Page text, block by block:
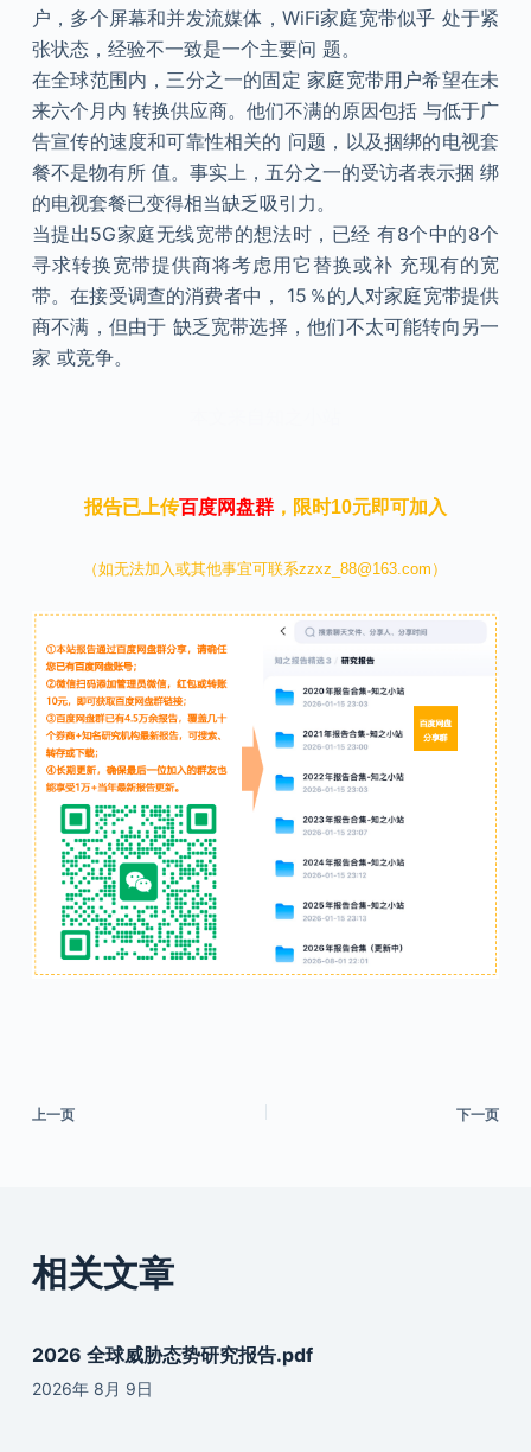
户，多个屏幕和并发流媒体，WiFi家庭宽带似乎 处于紧
张状态，经验不一致是一个主要问 题。
在全球范围内，三分之一的固定 家庭宽带用户希望在未
来六个月内 转换供应商。他们不满的原因包括 与低于广
告宣传的速度和可靠性相关的 问题，以及捆绑的电视套
餐不是物有所 值。事实上，五分之一的受访者表示捆 绑
的电视套餐已变得相当缺乏吸引力。
当提出5G家庭无线宽带的想法时，已经 有8个中的8个
寻求转换宽带提供商将考虑用它替换或补 充现有的宽
带。在接受调查的消费者中， 15％的人对家庭宽带提供
商不满，但由于 缺乏宽带选择，他们不太可能转向另一
家 或竞争。
报告已上传百度网盘群，限时10元即可加入
（如无法加入或其他事宜可联系zzxz_88@163.com）
上一页 下一页
相关文章
2026 全球威胁态势研究报告.pdf
2026年 8月 9日